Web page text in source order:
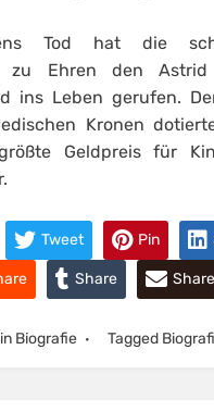
Tod hat die
zu Ehren den Astrid
ins Leben gerufen.
Kronen
Geldpreis für
Tweet Pin
Share Share
Biografie Tagged